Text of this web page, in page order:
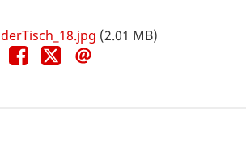
(2.01 MB)
Teile
diese
Teile
diese